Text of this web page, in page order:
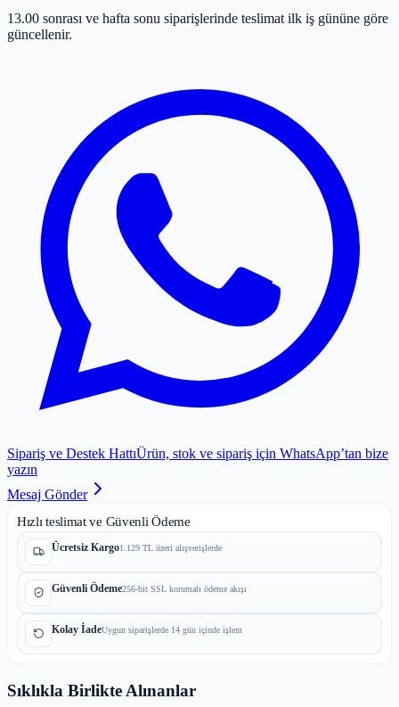
13.00 sonrası ve hafta sonu siparişlerinde teslimat ilk iş gününe göre
güncellenir.
Sipariş ve Destek HattıÜrün, stok ve sipariş için WhatsApp’tan bize
yazın
Mesaj Gönder
Hızlı teslimat ve Güvenli Ödeme
Ücretsiz Kargo1.129 TL üzeri alışverişlerde
Güvenli Ödeme256-bit SSL korumalı ödeme akışı
Kolay İadeUygun siparişlerde 14 gün içinde işlem
Sıklıkla Birlikte Alınanlar